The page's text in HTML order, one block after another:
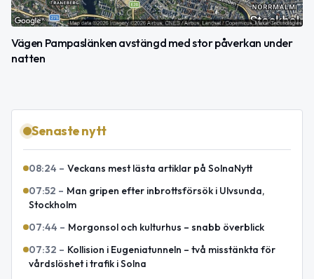
Vägen Pampaslänken avstängd med stor påverkan under
natten
Senaste nytt
08:24 – Veckans mest lästa artiklar på SolnaNytt
07:52 – Man gripen efter inbrottsförsök i Ulvsunda,
Stockholm
07:44 – Morgonsol och kulturhus – snabb överblick
07:32 – Kollision i Eugeniatunneln – två misstänkta för
vårdslöshet i trafik i Solna